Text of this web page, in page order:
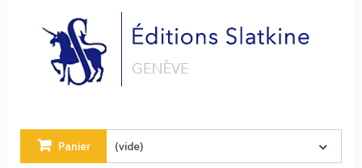
Panier (vide)